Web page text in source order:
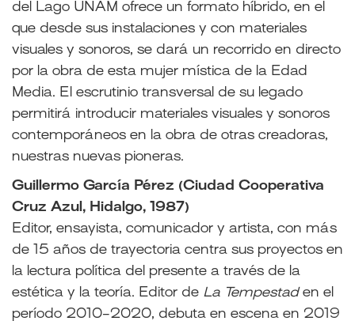
del Lago UNAM ofrece un formato híbrido, en el
que desde sus instalaciones y con materiales
visuales y sonoros, se dará un recorrido en directo
por la obra de esta mujer mística de la Edad
Media. El escrutinio transversal de su legado
permitirá introducir materiales visuales y sonoros
contemporáneos en la obra de otras creadoras,
nuestras nuevas pioneras.
Guillermo García Pérez (Ciudad Cooperativa
Cruz Azul, Hidalgo, 1987)
Editor, ensayista, comunicador y artista, con más
de 15 años de trayectoria centra sus proyectos en
la lectura política del presente a través de la
estética y la teoría. Editor de La Tempestaden el
período 2010-2020, debuta en escena en 2019